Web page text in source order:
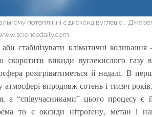
потеплінні є диоксид вуглецю...
стабілізувати кліматичні коливання
скоротити викиди вуглекислого газу
розігріватиметься й надалі. В
впродовж сотень і тисяч
а “співучасниками” цього процесу є
то є оксиди нітроґену, метан і